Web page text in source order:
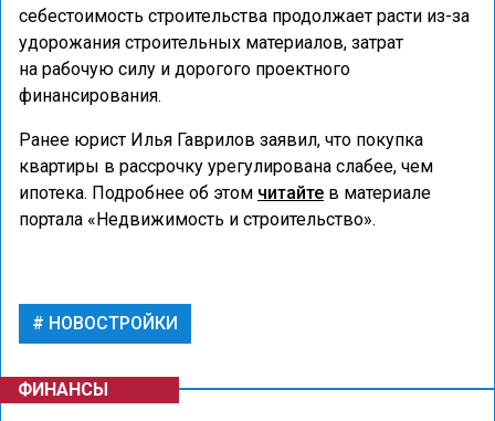
себестоимость строительства продолжает расти из-за
удорожания строительных материалов, затрат
на рабочую силу и дорогого проектного
финансирования.
Ранее юрист Илья Гаврилов заявил, что покупка
квартиры в рассрочку урегулирована слабее, чем
ипотека. Подробнее об этом читайте в материале
портала «Недвижимость и строительство».
НОВОСТРОЙКИ
ФИНАНСЫ